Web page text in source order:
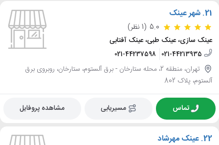
21. شهر عینک
5.0 (1 نظر)
عینک سازی، عینک طبی، عینک آفتابی
021-44213935
021-44237598
تهران، منطقه 2، محله ستارخان - برق آلستوم، ستارخان، روبروی برق
آلستوم، پلاک 802
تماس مسیریابی مشاهده پروفایل
22. عینک مهرشاد